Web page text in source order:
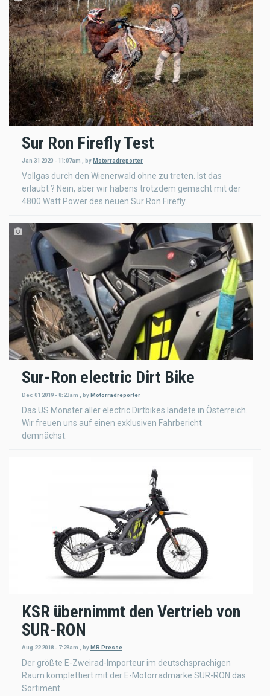
Sur Ron Firefly Test
Jan 31 2020 - 11:07am byMotorradreporter
Vollgas durch den Wienerwald ohne zu treten. Ist das
erlaubt ? Nein, aber wir habens trotzdem gemacht mit der
4800 Watt Power des neuen Sur Ron Firefly.
Sur-Ron electric Dirt Bike
Dec 01 2019 - 8:23am byMotorradreporter
Das US Monster aller electric Dirtbikes landete in Österreich.
Wir freuen uns auf einen exklusiven Fahrbericht
demnächst.
KSR übernimmt den Vertrieb von
SUR-RON
Aug 22 2018 - 7:28am byMR Presse
Der größte E-Zweirad-Importeur im deutschsprachigen
Raum komplettiert mit der E-Motorradmarke SUR-RON das
Sortiment.